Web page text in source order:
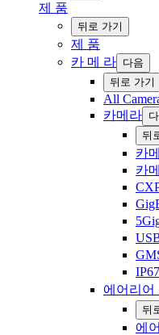
‍제 품
‍뒤로 ‍가기
‍제 품
카 메 라 다음
‍뒤로 ‍가기
All
카메라
뒤
카
카
에어리어
뒤
에